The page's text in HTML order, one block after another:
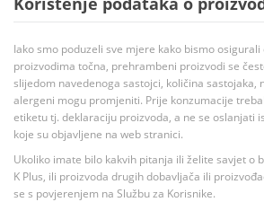
Iako smo poduzeli sve mjere kako bismo
proizvodima točna, prehrambeni proizvodi se
slijedom navedenoga sastojci, količina sastojaka,
alergeni mogu promjeniti. Prije konzumacije
etiketu tj. deklaraciju proizvoda, a ne se oslanjati
koje su objavljene na web stranici.
Ukoliko imate bilo kakvih pitanja ili želite savjet o
K Plus, ili proizvoda drugih dobavljača ili
se s povjerenjem na Službu za Korisnike.